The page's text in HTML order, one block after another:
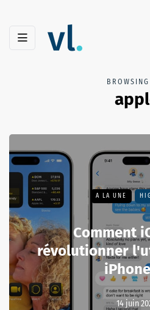
A LA UNE
Comment
révolutionner
14 juin